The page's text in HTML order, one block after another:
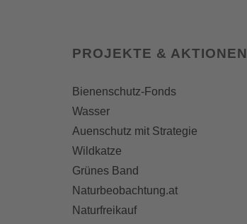
PROJEKTE & AKTIONEN
Bienenschutz-Fonds
Wasser
Auenschutz mit Strategie
Wildkatze
Grünes Band
Naturbeobachtung.at
Naturfreikauf